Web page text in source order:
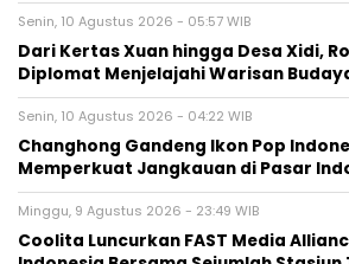
Senin, 10 Agustus 2026 - 05:57 WIB
Dari Kertas Xuan hingga Desa Xidi,
Diplomat Menjelajahi Warisan
Senin, 10 Agustus 2026 - 04:22 WIB
Changhong Gandeng Ikon Pop
Memperkuat Jangkauan di Pasar
Minggu, 9 Agustus 2026 - 23:49 WIB
Coolita Luncurkan FAST Media